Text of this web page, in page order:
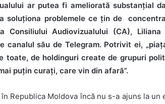
ar putea fi ameliorată substanțial
soluționa problemele ce țin de
Consiliului Audiovizualului (CA),
canalul său de Telegram. Potrivit ei,
toate, de holdinguri create de grupuri
puțin curați, care vin din afară”.
Republica Moldova încă nu s-a ajuns la